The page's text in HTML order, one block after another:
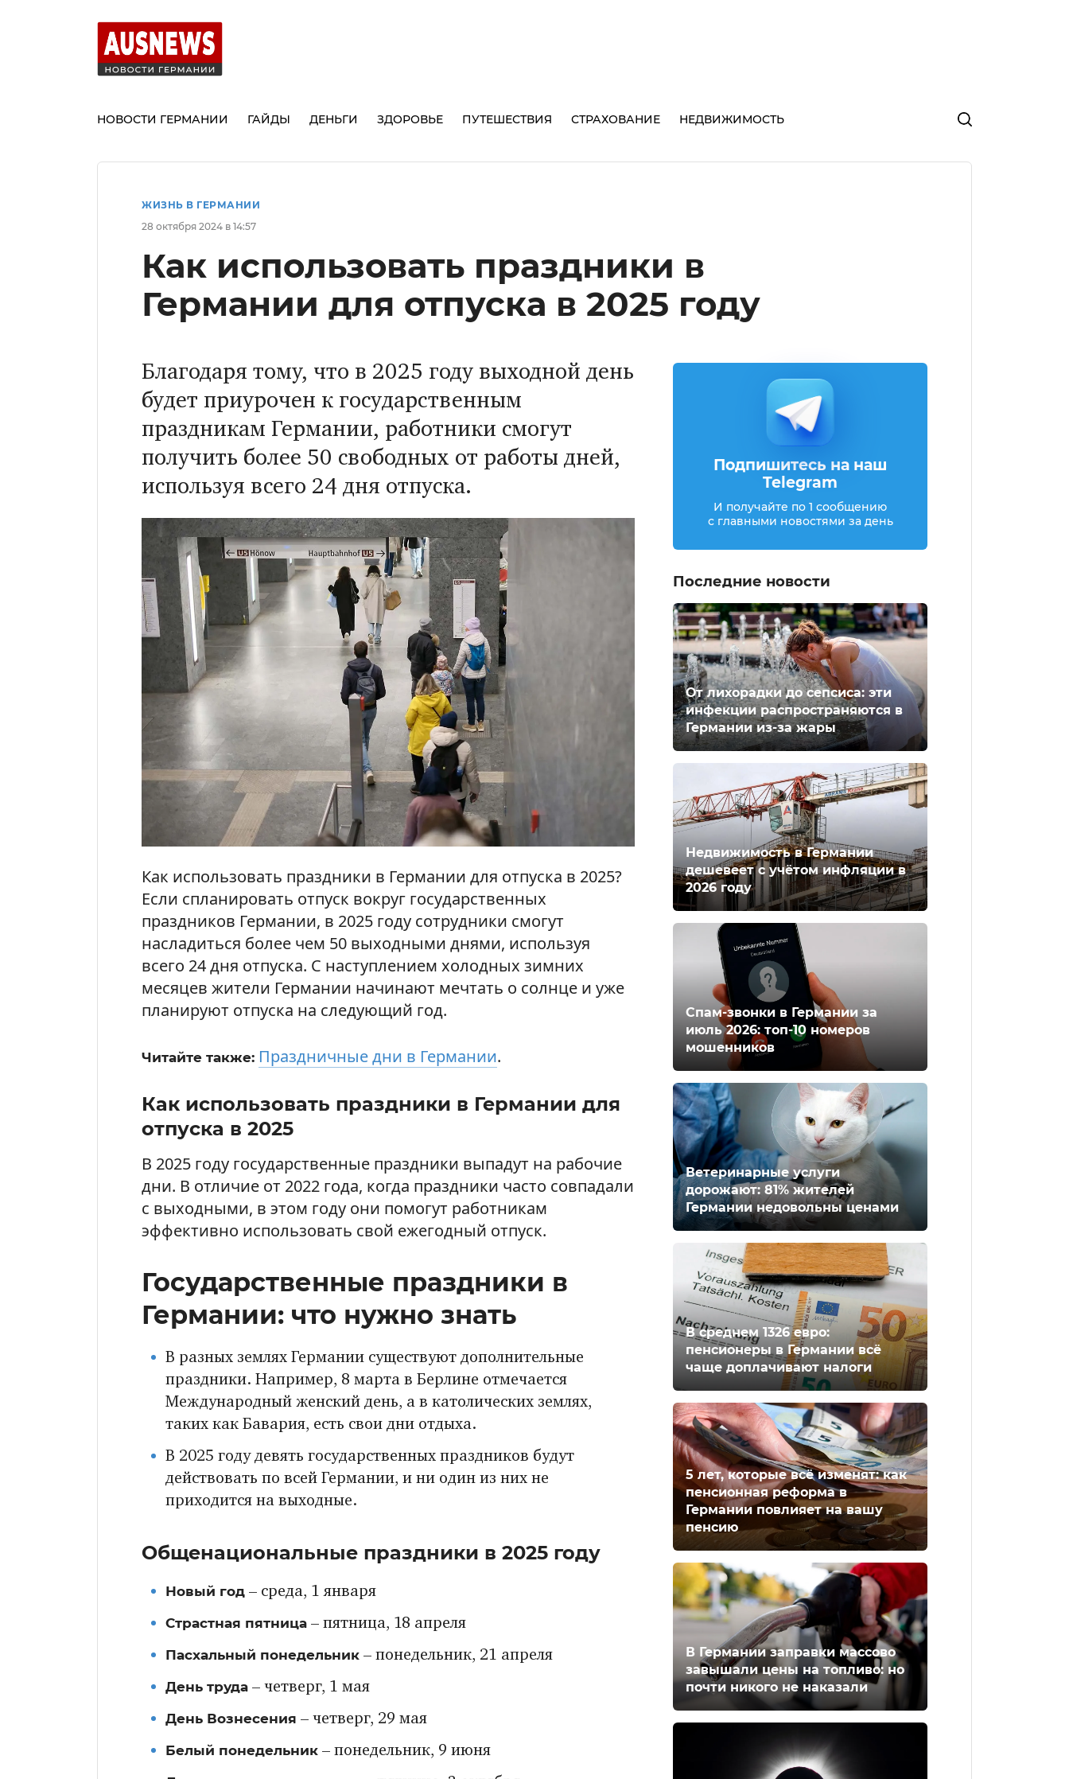
НОВОСТИ ГЕРМАНИИ ГАЙДЫ ДЕНЬГИ ЗДОРОВЬЕ ПУТЕШЕСТВИЯ СТРАХОВАНИЕ НЕДВИЖИМОСТЬ
ЖИЗНЬ В ГЕРМАНИИ
28 октября 2024 в 14:57
Как использовать праздники в
Германии для отпуска в 2025 году
Благодаря тому, что в 2025 году выходной день
будет приурочен к государственным
праздникам Германии, работники смогут
получить более 50 свободных от работы дней,
используя всего 24 дня отпуска.
Как использовать праздники в Германии для отпуска в 2025?
Если спланировать отпуск вокруг государственных
праздников Германии, в 2025 году сотрудники смогут
насладиться более чем 50 выходными днями, используя
всего 24 дня отпуска. С наступлением холодных зимних
месяцев жители Германии начинают мечтать о солнце и уже
планируют отпуска на следующий год.
Читайте также: Праздничные дни в Германии.
Как использовать праздники в Германии для
отпуска в 2025
В 2025 году государственные праздники выпадут на рабочие
дни. В отличие от 2022 года, когда праздники часто совпадали
с выходными, в этом году они помогут работникам
эффективно использовать свой ежегодный отпуск.
Государственные праздники в
Германии: что нужно знать
В разных землях Германии существуют дополнительные
праздники. Например, 8 марта в Берлине отмечается
Международный женский день, а в католических землях,
таких как Бавария, есть свои дни отдыха.
В 2025 году девять государственных праздников будут
действовать по всей Германии, и ни один из них не
приходится на выходные.
Общенациональные праздники в 2025 году
Новый год – среда, 1 января
Страстная пятница – пятница, 18 апреля
Пасхальный понедельник – понедельник, 21 апреля
День труда – четверг, 1 мая
День Вознесения – четверг, 29 мая
Белый понедельник – понедельник, 9 июня
Подпишитесь на наш
Telegram
И получайте по 1 сообщению
с главными новостями за день
Последние новости
От лихорадки до сепсиса: эти
инфекции распространяются в
Германии из-за жары
Недвижимость в Германии
дешевеет с учётом инфляции в
2026 году
Спам-звонки в Германии за
июль 2026: топ-10 номеров
мошенников
Ветеринарные услуги
дорожают: 81% жителей
Германии недовольны ценами
В среднем 1326 евро:
пенсионеры в Германии всё
чаще доплачивают налоги
5 лет, которые всё изменят: как
пенсионная реформа в
Германии повлияет на вашу
пенсию
В Германии заправки массово
завышали цены на топливо: но
почти никого не наказали